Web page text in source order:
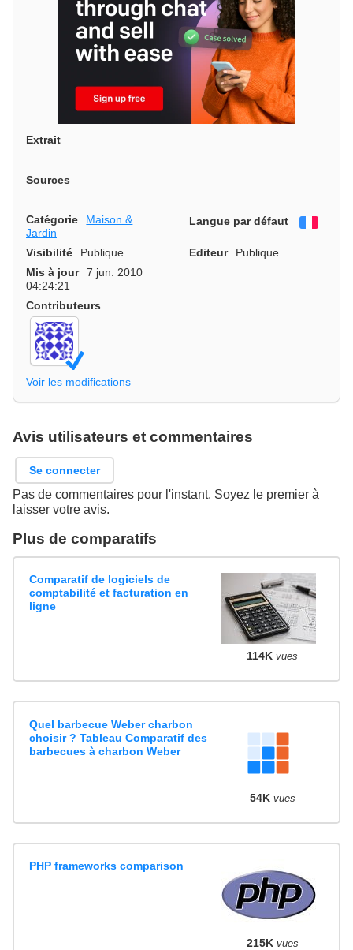
Extrait
Sources
Catégorie
Maison &
Jardin
Langue par défaut
Visibilité Publique Editeur
Publique
Mis à jour
7 jun. 2010
04:24:21
Contributeurs
Voir les modifications
Avis utilisateurs et commentaires
Se connecter
Pas de commentaires pour l'instant. Soyez le premier à
laisser votre avis.
Plus de comparatifs
Comparatif de logiciels de
comptabilité et facturation en
ligne
114K vues
Quel barbecue Weber charbon
choisir ? Tableau Comparatif des
barbecues à charbon Weber
54K vues
PHP frameworks comparison
215K vues